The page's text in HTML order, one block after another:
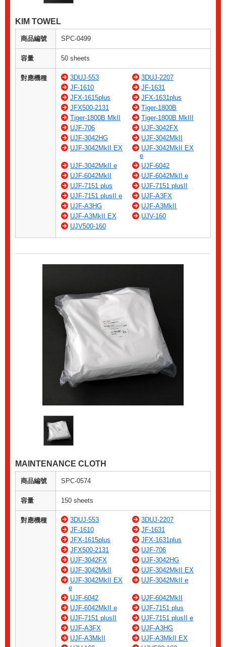
KIM TOWEL
商品編號 SPC-0499
容量 50 sheets
對應機種 3DUJ-553
3DUJ-2207
JF-1610
JF-1631
JFX-1615plus
JFX-1631plus
JFX500-2131
Tiger-1800B
Tiger-1800B MkII
Tiger-1800B MkIII
UJF-706
UJF-3042FX
UJF-3042HG
UJF-3042MkII
UJF-3042MkII EX
UJF-3042MkII EX
e
UJF-3042MkII e
UJF-6042
UJF-6042MkII
UJF-6042MkII e
UJF-7151 plus
UJF-7151 plusII
UJF-7151 plusII e
UJF-A3FX
UJF-A3HG
UJF-A3MkII
UJF-A3MkII EX
UJV-160
UJV500-160
MAINTENANCE CLOTH
商品編號 SPC-0574
容量 150 sheets
對應機種 3DUJ-553
3DUJ-2207
JF-1610
JF-1631
JFX-1615plus
JFX-1631plus
JFX500-2131
UJF-706
UJF-3042FX
UJF-3042HG
UJF-3042MkII
UJF-3042MkII EX
UJF-3042MkII EX
e
UJF-3042MkII e
UJF-6042
UJF-6042MkII
UJF-6042MkII e
UJF-7151 plus
UJF-7151 plusII
UJF-7151 plusII e
UJF-A3FX
UJF-A3HG
UJF-A3MkII
UJF-A3MkII EX